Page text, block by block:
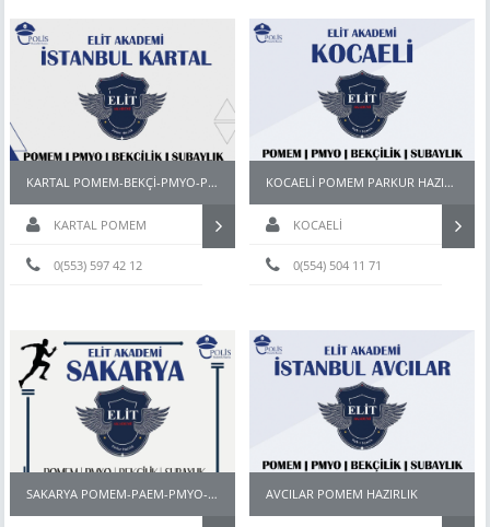
KARTAL POMEM-BEKÇİ-PMYO-PÖH- HAZIRLIK KURSU
KARTAL POMEM
PARKUR HAZIRLIK KURSU
0(553) 597 42 12
KOCAELİ POMEM PARKUR HAZIRLIK
KOCAELİ
0(554) 504 11 71
SAKARYA POMEM-PAEM-PMYO-PÖH- HAZIRLIK KURSU AVCILAR POMEM HAZIRLIK